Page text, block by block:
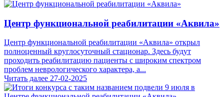
Центр функциональной реабилитации «Аквила»
Центр функциональной реабилитации «Аквила» открыл
полноценный круглосуточный стационар. Здесь будут
проходить реабилитацию пациенты с широким спектром
проблем неврологического характера, а...
Читать далее 27-02-2025